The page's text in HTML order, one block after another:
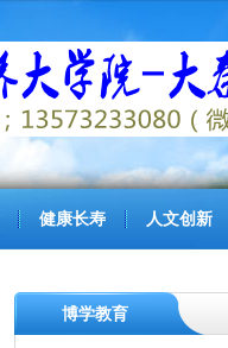
健康长寿 人文创新
博学教育